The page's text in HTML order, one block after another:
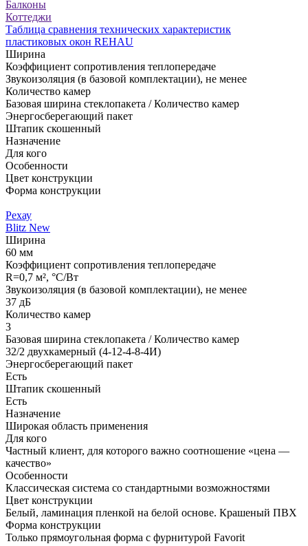
Балконы
Коттеджи
Таблица сравнения технических характеристик
пластиковых окон REHAU
Ширина
Коэффициент сопротивления теплопередаче
Звукоизоляция (в базовой комплектации), не менее
Количество камер
Базовая ширина стеклопакета / Количество камер
Энергосберегающий пакет
Штапик скошенный
Назначение
Для кого
Особенности
Цвет конструкции
Форма конструкции
Рехау
Blitz New
Ширина
60 мм
Коэффициент сопротивления теплопередаче
R=0,7 м², °С/Вт
Звукоизоляция (в базовой комплектации), не менее
37 дБ
Количество камер
3
Базовая ширина стеклопакета / Количество камер
32/2 двухкамерный (4-12-4-8-4И)
Энергосберегающий пакет
Есть
Штапик скошенный
Есть
Назначение
Широкая область применения
Для кого
Частный клиент, для которого важно соотношение «цена —
качество»
Особенности
Классическая система со стандартными возможностями
Цвет конструкции
Белый, ламинация пленкой на белой основе. Крашеный ПВХ
Форма конструкции
Только прямоугольная форма с фурнитурой Favorit